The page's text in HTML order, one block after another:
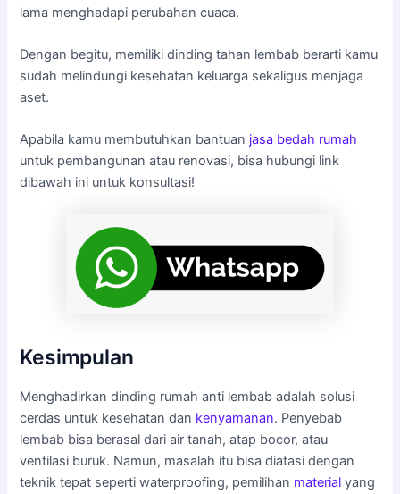
lama menghadapi perubahan cuaca.
Dengan begitu, memiliki dinding tahan lembab berarti kamu
sudah melindungi kesehatan keluarga sekaligus menjaga
aset.
Apabila kamu membutuhkan bantuan jasa bedah rumah
untuk pembangunan atau renovasi, bisa hubungi link
dibawah ini untuk konsultasi!
Kesimpulan
Menghadirkan dinding rumah anti lembab adalah solusi
cerdas untuk kesehatan dan kenyamanan. Penyebab
lembab bisa berasal dari air tanah, atap bocor, atau
ventilasi buruk. Namun, masalah itu bisa diatasi dengan
teknik tepat seperti waterproofing, pemilihan material yang